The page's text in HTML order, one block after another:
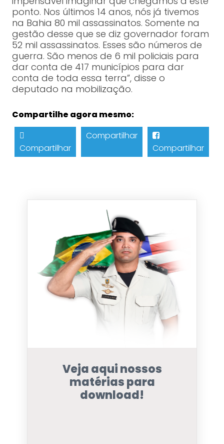
ponto. Nos últimos 14 anos, nós já tivemos
na Bahia 80 mil assassinatos. Somente na
gestão desse que se diz governador foram
52 mil assassinatos. Esses são números de
guerra. São menos de 6 mil policiais para
dar conta de 417 municípios para dar
conta de toda essa terra”, disse o
deputado na mobilização.
Compartilhe agora mesmo:
Compartilhar
Compartilhar
Compartilhar
Veja aqui nossos
matérias para
download!